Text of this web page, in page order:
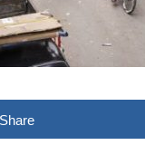
Share